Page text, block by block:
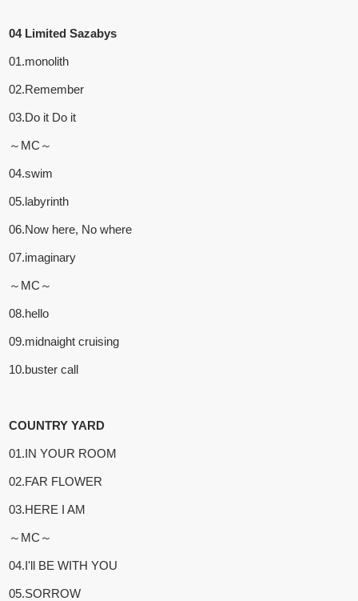
04 Limited Sazabys
01.monolith
02.Remember
03.Do it Do it
～MC～
04.swim
05.labyrinth
06.Now here, No where
07.imaginary
～MC～
08.hello
09.midnaight cruising
10.buster call
COUNTRY YARD
01.IN YOUR ROOM
02.FAR FLOWER
03.HERE I AM
～MC～
04.I'll BE WITH YOU
05.SORROW